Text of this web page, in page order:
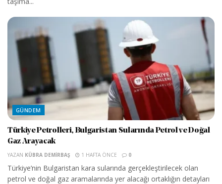
GÜNDEM
Türkiye Petrolleri, Bulgaristan Sularında Petrol ve Doğal
Gaz Arayacak
YAZAN KÜBRA DEMIRBAŞ 1 HAFTA ÖNCE 0
Türkiye’nin Bulgaristan kara sularında gerçekleştirilecek olan
petrol ve doğal gaz aramalarında yer alacağı ortaklığın detayları